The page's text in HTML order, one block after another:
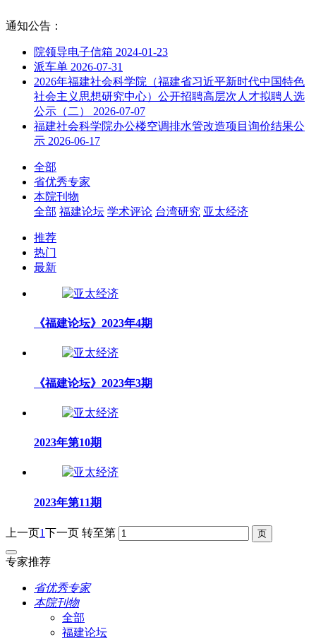
通知公告：
院领导电子信箱 2024-01-23
派车单 2026-07-31
2026年福建社会科学院（福建省习近平新时代中国特色
社会主义思想研究中心）公开招聘高层次人才拟聘人选
公示（二） 2026-07-07
福建社会科学院办公楼空调排水管改造项目询价结果公
示 2026-06-17
全部
省优秀专家
本院刊物
全部 福建论坛 学术评论 台湾研究 亚太经济
推荐
热门
最新
《福建论坛》2023年4期
《福建论坛》2023年3期
2023年第10期
2023年第11期
上一页1下一页 转至第
专家推荐
省优秀专家
本院刊物
全部
福建论坛